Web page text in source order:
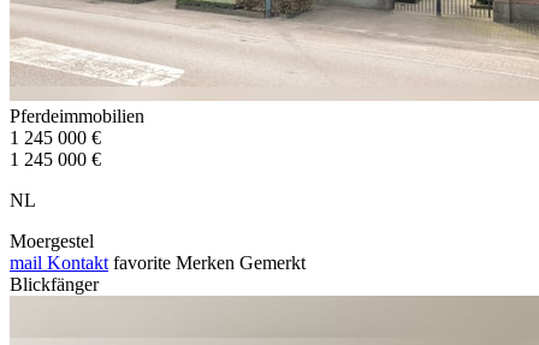
Pferdeimmobilien
1 245 000 €
1 245 000 €
NL
Moergestel
mail Kontakt favorite Merken Gemerkt
Blickfänger